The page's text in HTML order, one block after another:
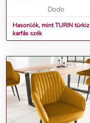
Dodo
Hasonlók, mint TURIN türkiz
karfás szék